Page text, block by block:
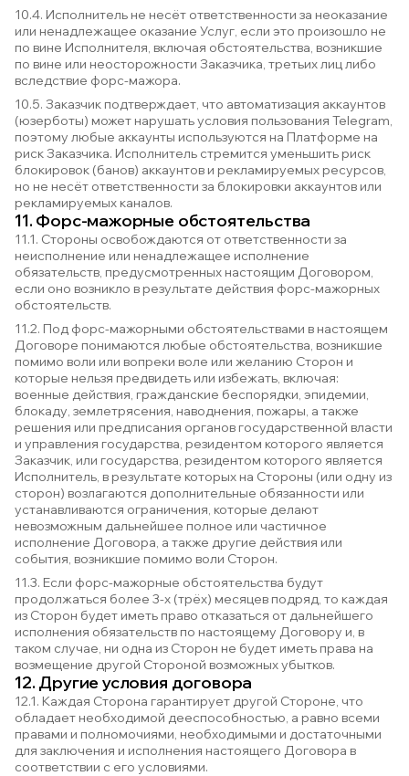
10.4. Исполнитель не несёт ответственности за неоказание
или ненадлежащее оказание Услуг, если это произошло не
по вине Исполнителя, включая обстоятельства, возникшие
по вине или неосторожности Заказчика, третьих лиц либо
вследствие форс-мажора.
10.5. Заказчик подтверждает, что автоматизация аккаунтов
(юзерботы) может нарушать условия пользования Telegram,
поэтому любые аккаунты используются на Платформе на
риск Заказчика. Исполнитель стремится уменьшить риск
блокировок (банов) аккаунтов и рекламируемых ресурсов,
но не несёт ответственности за блокировки аккаунтов или
рекламируемых каналов.
11. Форс-мажорные обстоятельства
11.1. Стороны освобождаются от ответственности за
неисполнение или ненадлежащее исполнение
обязательств, предусмотренных настоящим Договором,
если оно возникло в результате действия форс-мажорных
обстоятельств.
11.2. Под форс-мажорными обстоятельствами в настоящем
Договоре понимаются любые обстоятельства, возникшие
помимо воли или вопреки воле или желанию Сторон и
которые нельзя предвидеть или избежать, включая:
военные действия, гражданские беспорядки, эпидемии,
блокаду, землетрясения, наводнения, пожары, а также
решения или предписания органов государственной власти
и управления государства, резидентом которого является
Заказчик, или государства, резидентом которого является
Исполнитель, в результате которых на Стороны (или одну из
сторон) возлагаются дополнительные обязанности или
устанавливаются ограничения, которые делают
невозможным дальнейшее полное или частичное
исполнение Договора, а также другие действия или
события, возникшие помимо воли Сторон.
11.3. Если форс-мажорные обстоятельства будут
продолжаться более 3-х (трёх) месяцев подряд, то каждая
из Сторон будет иметь право отказаться от дальнейшего
исполнения обязательств по настоящему Договору и, в
таком случае, ни одна из Сторон не будет иметь права на
возмещение другой Стороной возможных убытков.
12. Другие условия договора
12.1. Каждая Сторона гарантирует другой Стороне, что
обладает необходимой дееспособностью, а равно всеми
правами и полномочиями, необходимыми и достаточными
для заключения и исполнения настоящего Договора в
соответствии с его условиями.